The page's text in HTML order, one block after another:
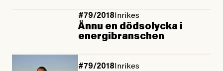
#79/2018Inrikes
Ännu en dödsolycka i
energibranschen
#79/2018Inrikes